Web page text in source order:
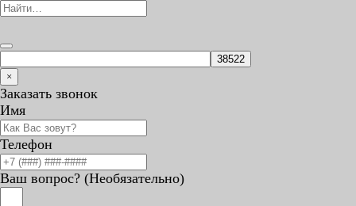
×
Заказать звонок
Имя
Телефон
Ваш вопрос? (Необязательно)